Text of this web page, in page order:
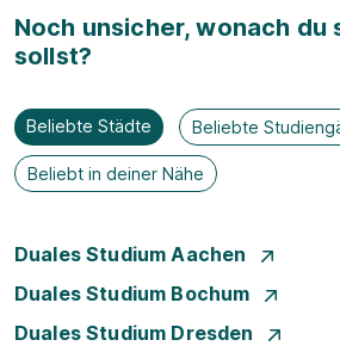
Noch unsicher, wonach du
sollst?
Beliebte Städte Beliebte
Beliebt in deiner Nähe
Duales Studium Aachen
Duales Studium Bochum
Duales Studium Dresden